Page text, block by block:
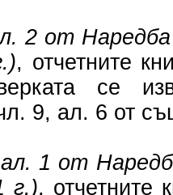
2 от
, отчетните
се
9, ал. 6 от
1 от
г.), отчетните